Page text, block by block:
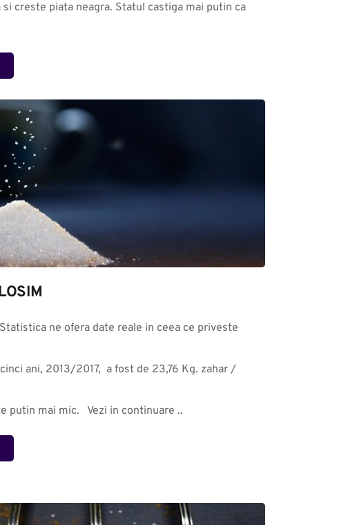
creste piata neagra. Statul castiga mai putin ca
ne ofera date reale in ceea ce priveste
ani, 2013/2017,  a fost de 23,76 Kg. zahar /
putin mai mic.   Vezi in continuare ..